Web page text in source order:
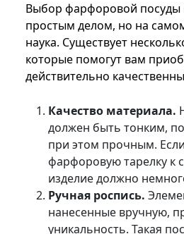
Выбор фарфоровой посуды
простым делом, но на
наука. Существует
которые помогут вам
действительно
Качество материала.
должен быть тонким,
при этом прочным.
фарфоровую тарелку к
изделие должно
Ручная роспись.
нанесенные вручную,
уникальность. Такая